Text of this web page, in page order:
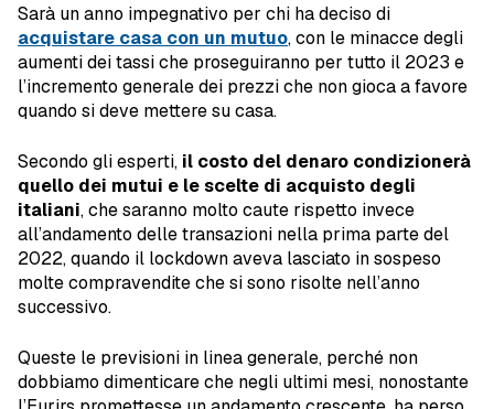
Sarà un anno impegnativo per chi ha deciso di
acquistare casa con un mutuo, con le minacce degli
aumenti dei tassi che proseguiranno per tutto il 2023 e
l’incremento generale dei prezzi che non gioca a favore
quando si deve mettere su casa.
Secondo gli esperti, il costo del denaro condizionerà
quello dei mutui e le scelte di acquisto degli
italiani, che saranno molto caute rispetto invece
all’andamento delle transazioni nella prima parte del
2022, quando il lockdown aveva lasciato in sospeso
molte compravendite che si sono risolte nell’anno
successivo.
Queste le previsioni in linea generale, perché non
dobbiamo dimenticare che negli ultimi mesi, nonostante